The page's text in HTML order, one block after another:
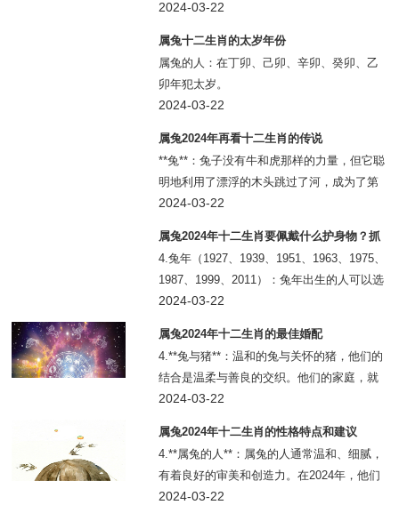
如同冬日的暖阳一般，穿透沉默的屏障，照
2024-03-22
属兔十二生肖的太岁年份
属兔的人：在丁卯、己卯、辛卯、癸卯、乙
卯年犯太岁。
2024-03-22
属兔2024年再看十二生肖的传说
**兔**：兔子没有牛和虎那样的力量，但它聪
明地利用了漂浮的木头跳过了河，成为了第
四个生肖。
2024-03-22
属兔2024年十二生肖要佩戴什么护身物？抓
紧来看
4.兔年（1927、1939、1951、1963、1975、
1987、1999、2011）：兔年出生的人可以选
择佩戴象征平和和幸福的宝石，如月亮石或
2024-03-22
属兔2024年十二生肖的最佳婚配
4.**兔与猪**：温和的兔与关怀的猪，他们的
结合是温柔与善良的交织。他们的家庭，就
像春日里的花园，充满了爱与和谐，每一朵
2024-03-22
属兔2024年十二生肖的性格特点和建议
4.**属兔的人**：属兔的人通常温和、细腻，
有着良好的审美和创造力。在2024年，他们
可以在艺术或创意领域发挥自己的特长。同
2024-03-22